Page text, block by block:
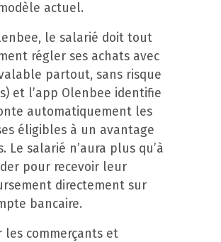
actuel.
le salarié doit tout
régler ses achats avec
partout, sans risque
et l’app Olenbee identifie
automatiquement les
éligibles à un avantage
Le salarié n’aura plus qu’à
pour recevoir leur
directement sur
bancaire.
les commerçants et